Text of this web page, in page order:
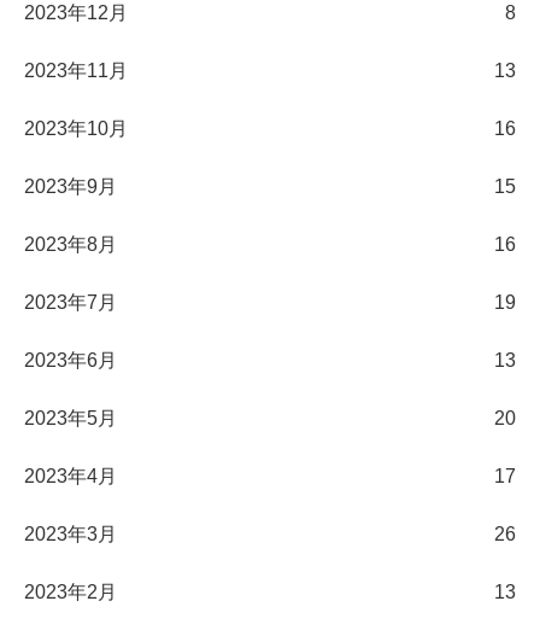
2023年12月 8
2023年11月 13
2023年10月 16
2023年9月 15
2023年8月 16
2023年7月 19
2023年6月 13
2023年5月 20
2023年4月 17
2023年3月 26
2023年2月 13